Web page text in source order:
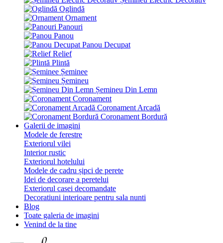
Oglindă
Ornament
Panouri
Panou
Panou Decupat
Relief
Plintă
Șeminee
Șemineu
Șemineu Din Lemn
Coronament
Coronament Arcadă
Coronament Bordură
Galerii de imagini
Modele de ferestre
Exteriorul vilei
Interior rustic
Exteriorul hotelului
Modele de cadru șipci de perete
Idei de decorare a peretelui
Exteriorul casei decomandate
Decoratiuni interioare pentru sala nunti
Blog
Toate galeria de imagini
Venind de la tine